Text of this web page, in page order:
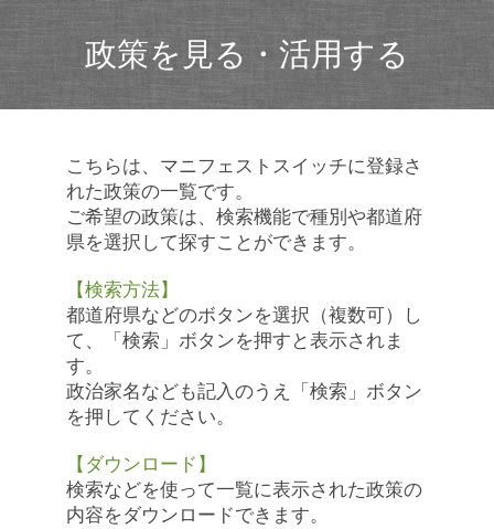
政策を見る・活用する
こちらは、マニフェストスイッチに登録さ
れた政策の一覧です。
ご希望の政策は、検索機能で種別や都道府
県を選択して探すことができます。
【検索方法】
都道府県などのボタンを選択（複数可）し
て、「検索」ボタンを押すと表示されま
す。
政治家名なども記入のうえ「検索」ボタン
を押してください。
【ダウンロード】
検索などを使って一覧に表示された政策の
内容をダウンロードできます。